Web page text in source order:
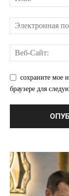
О нас
Связаться с нами
Политика
сохраните мое
браузере для